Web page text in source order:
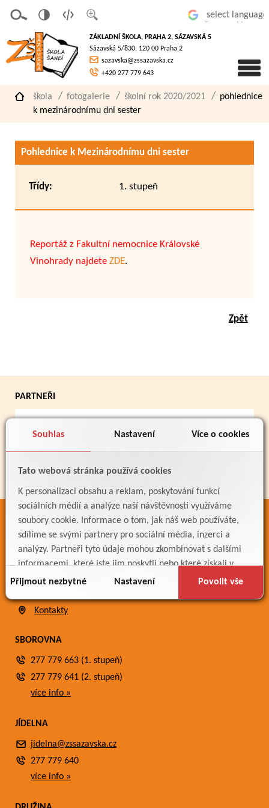
Souhlas Nastavení Více o cookies
Tato webová stránka používá cookies
K personalizaci obsahu a reklam, poskytování funkcí
sociálních médií a analýze naší návštěvnosti využíváme
soubory cookie. Informace o tom, jak náš web používáte,
sdílíme se svými partnery pro sociální média, inzerci a
analýzy. Partneři tyto údaje mohou zkombinovat s dalšími
informacemi, které jste jim poskytli nebo které získali v
důsledku toho, že používáte jejich služby.
Přijmout nezbytné Nastavení Povolit vše
písmo
á
verze
pro
slaboz
raké
ZÁKLADNÍ ŠKOLA, PRAHA 2, SÁZAVSKÁ 5
Sázavská 5/830, 120 00 Praha 2
sazavska@zssazavska.cz
+420 277 779 643
škola fotogalerie školní rok 2020/2021
pohlednice
k mezinárodnímu dni sester
Pohlednice k Mezinárodnímu dni sester
Třídy: 1. stupeň
Reportáž z Fakultní nemocnice Královské
Vinohrady najdete ZDE.
Zpět
PARTNEŘI
ODKAZY
Bakaláři
Jídelníček
Meteostanice
Kontakty
SBOROVNA
277 779 663 (1. stupeň)
277 779 641 (2. stupeň)
více info »
JÍDELNA
jidelna@zssazavska.cz
277 779 640
více info »